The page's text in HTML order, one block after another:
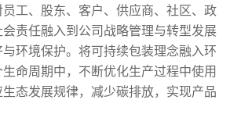
工、股东、客户、供应商、社区、政
责任融入到公司战略管理与转型发展
环境保护。将可持续包装理念融入环
命周期中，不断优化生产过程中使用
态发展规律，减少碳排放，实现产品